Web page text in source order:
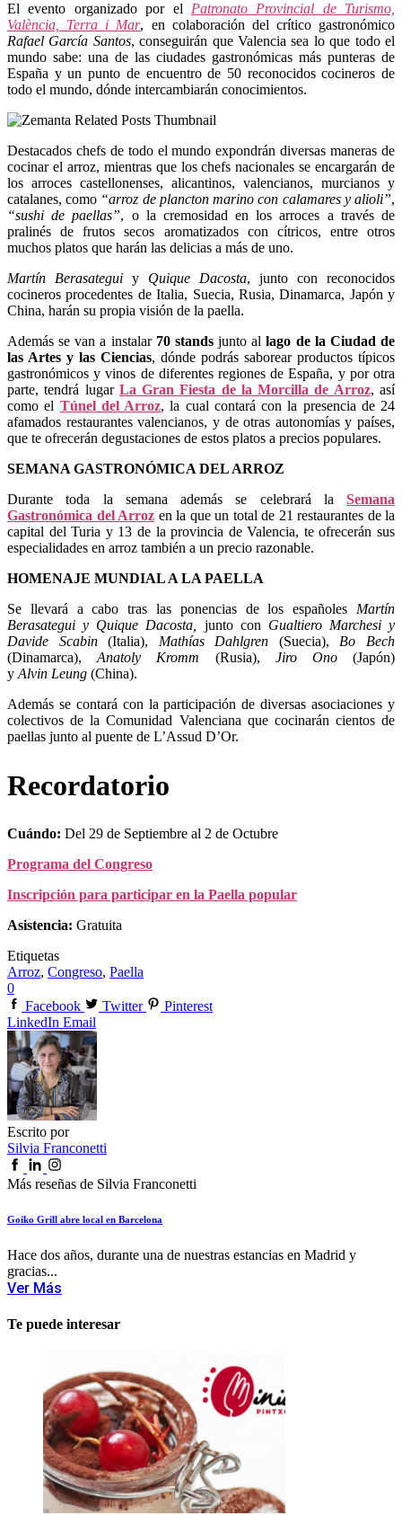
El evento organizado por el Patronato Provincial de Turismo,
València, Terra i Mar, en colaboración del crítico gastronómico
Rafael García Santos, conseguirán que Valencia sea lo que todo el
mundo sabe: una de las ciudades gastronómicas más punteras de
España y un punto de encuentro de 50 reconocidos cocineros de
todo el mundo, dónde intercambiarán conocimientos.
Destacados chefs de todo el mundo expondrán diversas maneras de
cocinar el arroz, mientras que los chefs nacionales se encargarán de
los arroces castellonenses, alicantinos, valencianos, murcianos y
catalanes, como “arroz de plancton marino con calamares y alioli”,
“sushi de paellas”, o la cremosidad en los arroces a través de
pralinés de frutos secos aromatizados con cítricos, entre otros
muchos platos que harán las delicias a más de uno.
Martín Berasategui y Quique Dacosta, junto con reconocidos
cocineros procedentes de Italia, Suecia, Rusia, Dinamarca, Japón y
China, harán su propia visión de la paella.
Además se van a instalar 70 standsjunto al lago de la Ciudad de
las Artes y las Ciencias, dónde podrás saborear productos típicos
gastronómicos y vinos de diferentes regiones de España, y por otra
parte, tendrá lugar La Gran Fiesta de la Morcilla de Arroz, así
como el Túnel del Arroz, la cual contará con la presencia de 24
afamados restaurantes valencianos, y de otras autonomías y países,
que te ofrecerán degustaciones de estos platos a precios populares.
SEMANA GASTRONÓMICA DEL ARROZ
Durante toda la semana además se celebrará la Semana
Gastronómica del Arroz en la que un total de 21 restaurantes de la
capital del Turia y 13 de la provincia de Valencia, te ofrecerán sus
especialidades en arroz también a un precio razonable.
HOMENAJE MUNDIAL A LA PAELLA
Se llevará a cabo tras las ponencias de los españoles Martín
Berasategui y Quique Dacosta, junto con Gualtiero Marchesi y
Davide Scabin(Italia), Mathías Dahlgren (Suecia),Bo Bech
(Dinamarca),Anatoly Kromm (Rusia), Jiro Ono(Japón)
yAlvin Leung (China).
Además se contará con la participación de diversas asociaciones y
colectivos de la Comunidad Valenciana que cocinarán cientos de
paellas junto al puente de L’Assud D’Or.
Recordatorio
Cuándo: Del 29 de Septiembre al 2 de Octubre
Programa del Congreso
Inscripción para participar en la Paella popular
Asistencia: Gratuita
Etiquetas
Arroz, Congreso, Paella
0
Facebook
Twitter
Pinterest
LinkedIn Email
Escrito por
Silvia Franconetti
Más reseñas de Silvia Franconetti
Goiko Grill abre local en Barcelona
Hace dos años, durante una de nuestras estancias en Madrid y
gracias...
Ver Más
Te puede interesar